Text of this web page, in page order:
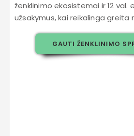
ženklinimo ekosistemai ir 12 val.
užsakymus, kai reikalinga greita
GAUTI ŽENKLINIMO